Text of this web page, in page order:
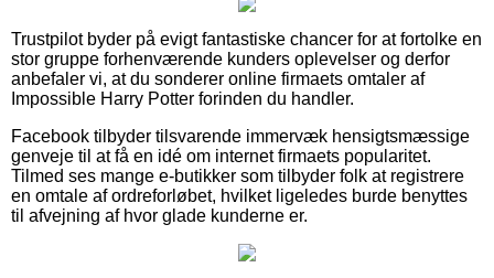
Trustpilot byder på evigt fantastiske chancer for at fortolke en
stor gruppe forhenværende kunders oplevelser og derfor
anbefaler vi, at du sonderer online firmaets omtaler af
Impossible Harry Potter forinden du handler.
Facebook tilbyder tilsvarende immervæk hensigtsmæssige
genveje til at få en idé om internet firmaets popularitet.
Tilmed ses mange e-butikker som tilbyder folk at registrere
en omtale af ordreforløbet, hvilket ligeledes burde benyttes
til afvejning af hvor glade kunderne er.